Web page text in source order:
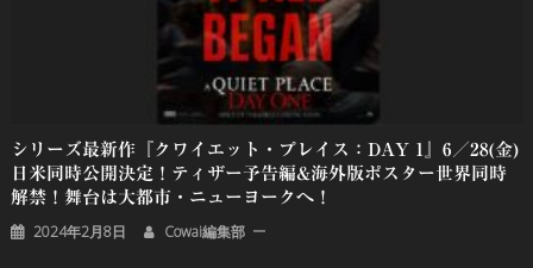
シリーズ最新作『クワイエット・プレイス：DAY 1』6／28(金)
日米同時公開決定！ティザー予告編&海外版ポスター世界同時
解禁！舞台は大都市・ニューヨークへ！
2024年2月8日 Cowai編集部